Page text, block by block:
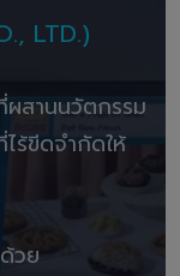
LTD.)
ผสานนวัตกรรม
ร้ขีดจำกัดให้
วย